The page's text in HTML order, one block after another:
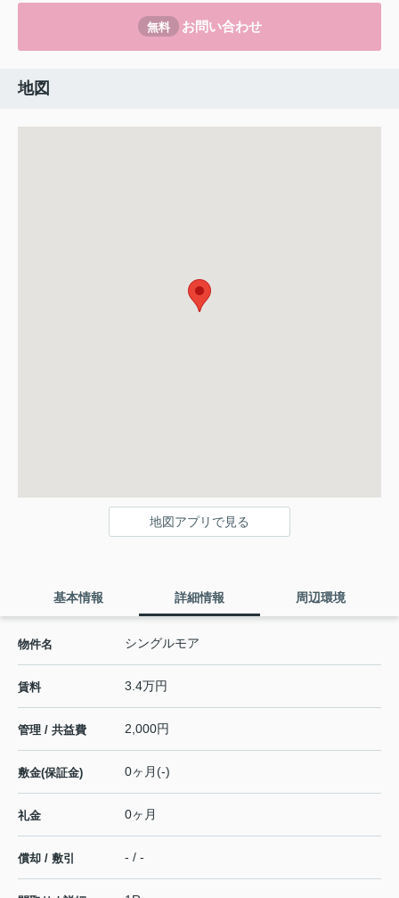
無料 お問い合わせ
地図
地図アプリで見る
基本情報 詳細情報 周辺環境
物件名 シングルモア
賃料 3.4万円
管理 / 共益費 2,000円
敷金(保証金) 0ヶ月(-)
礼金 0ヶ月
償却 / 敷引 - / -